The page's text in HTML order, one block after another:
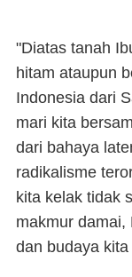
"Diatas tanah
hitam ataupun
Indonesia dari
mari kita
dari bahaya
radikalisme
kita kelak tidak
makmur damai,
dan budaya